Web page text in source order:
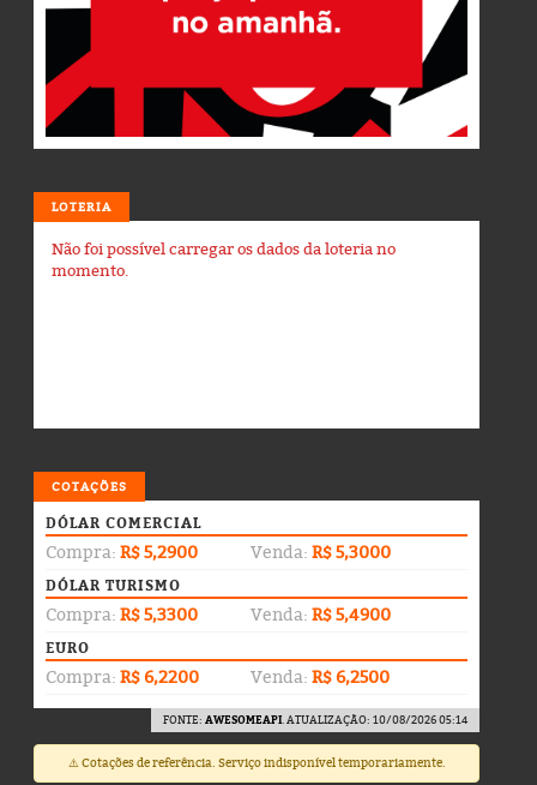
LOTERIA
Não foi possível carregar os dados da loteria no
momento.
COTAÇÕES
DÓLAR COMERCIAL
Compra: R$ 5,2900 Venda: R$ 5,3000
DÓLAR TURISMO
Compra: R$ 5,3300 Venda: R$ 5,4900
EURO
Compra: R$ 6,2200 Venda: R$ 6,2500
FONTE: AWESOMEAPI. ATUALIZAÇÃO: 10/08/2026 05:14
⚠️ Cotações de referência. Serviço indisponível temporariamente.